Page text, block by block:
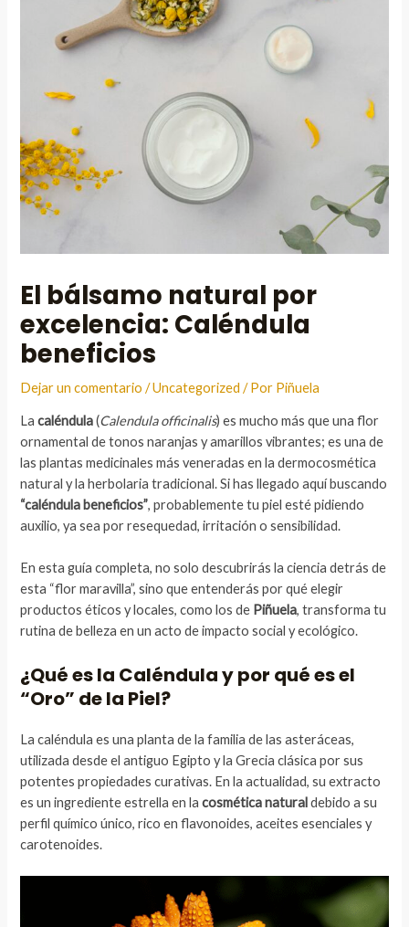
El bálsamo natural por
excelencia: Caléndula
beneficios
Dejar un comentario /Uncategorized / Por Piñuela
Lacaléndula(Calendula officinalis) es mucho más que una flor
ornamental de tonos naranjas y amarillos vibrantes; es una de
las plantas medicinales más veneradas en la dermocosmética
natural y la herbolaria tradicional. Si has llegado aquí buscando
“caléndula beneficios”, probablemente tu piel esté pidiendo
auxilio, ya sea por resequedad, irritación o sensibilidad.
En esta guía completa, no solo descubrirás la ciencia detrás de
esta “flor maravilla”, sino que entenderás por qué elegir
productos éticos y locales, como los de Piñuela, transforma tu
rutina de belleza en un acto de impacto social y ecológico.
¿Qué es la Caléndula y por qué es el
“Oro” de la Piel?
La caléndula es una planta de la familia de las asteráceas,
utilizada desde el antiguo Egipto y la Grecia clásica por sus
potentes propiedades curativas. En la actualidad, su extracto
es un ingrediente estrella en lacosmética naturaldebido a su
perfil químico único, rico en flavonoides, aceites esenciales y
carotenoides.